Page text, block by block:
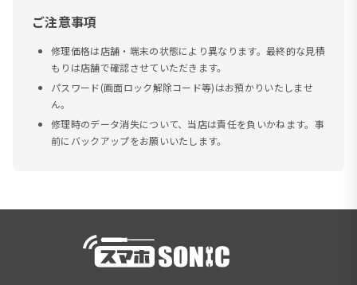
ご注意事項
修理価格は店舗・端末の状態により異なります。最終的な見積
もりは店舗で確認させていただきます。
パスワード(画面ロック解除コード等)はお預かりいたしませ
ん。
修理時のデータ消失について、当店は責任を負いかねます。事
前にバックアップをお願いいたします。